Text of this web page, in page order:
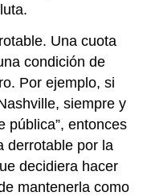
Una cuota
condición de
Por ejemplo, si
siempre y
pública”, entonces
derrotable por la
decidiera hacer
mantenerla como